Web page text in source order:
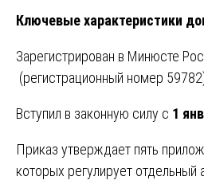
Ключевые характеристики
Зарегистрирован в Минюсте
(регистрационный номер
Вступил в законную силу с 1
Приказ утверждает пять
которых регулирует отдельный